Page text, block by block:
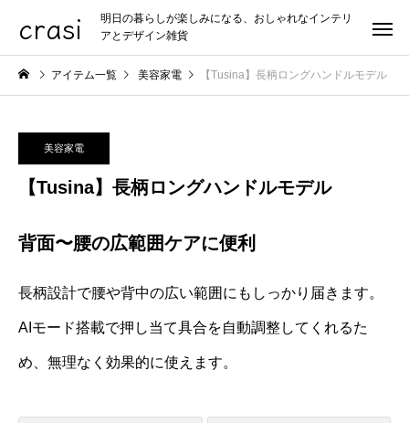
crasi
明日の暮らしが楽しみになる、おしゃれなインテリ
アとデザイン雑貨
アイテム一覧 美容家電 【Tusina】長柄ロングハンドルモデル
美容家電
【Tusina】長柄ロングハンドルモデル
背面〜腰の広範囲ケアに便利
長柄設計で腰や背中の広い範囲にもしっかり届きます。
AIモード搭載で押し当て具合を自動調整してくれるた
め、無理なく効果的に使えます。